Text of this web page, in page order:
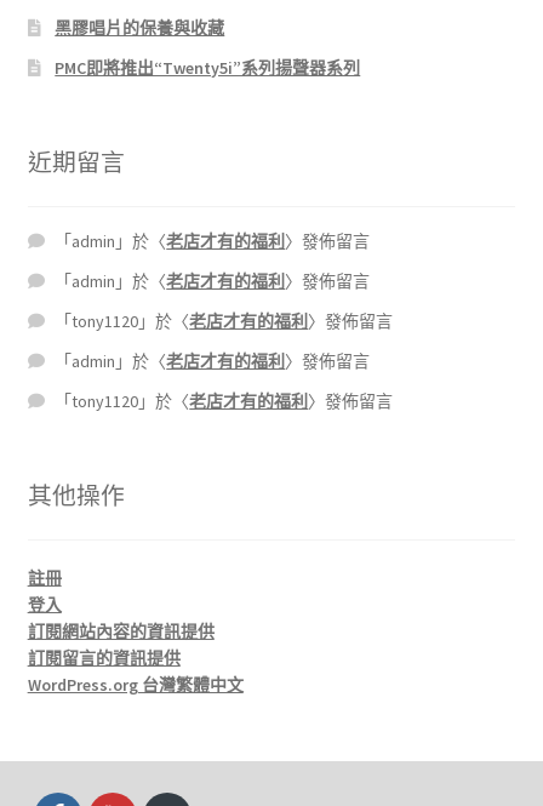
黑膠唱片的保養與收藏
PMC即將推出“Twenty5i”系列揚聲器系列
近期留言
「 admin 」於〈老店才有的福利 〉發佈留言
「 admin 」於〈老店才有的福利 〉發佈留言
「tony1120 」於〈老店才有的福利 〉發佈留言
「 admin 」於〈老店才有的福利 〉發佈留言
「tony1120 」於〈老店才有的福利 〉發佈留言
其他操作
註冊
登入
訂閱網站內容的資訊提供
訂閱留言的資訊提供
WordPress.org 台灣繁體中文